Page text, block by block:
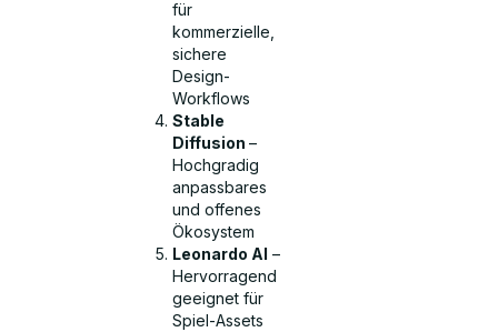
für
kommerzielle,
sichere
Design-
Workflows
Stable
Diffusion–
Hochgradig
anpassbares
und offenes
Ökosystem
Leonardo AI –
Hervorragend
geeignet für
Spiel-Assets